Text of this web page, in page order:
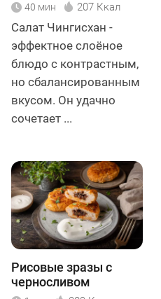
40 мин 207 Ккал
Салат Чингисхан -
эффектное слоёное
блюдо с контрастным,
но сбалансированным
вкусом. Он удачно
сочетает ...
Рисовые зразы с
черносливом